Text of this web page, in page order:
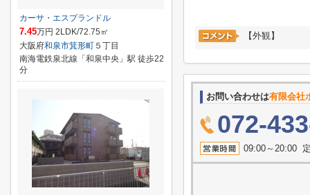
【外観】
お問い合わせは有限会社
072-
09:00～20:00
カーサ・エスプランドル
7.45万円 2LDK/72.75㎡
大阪府和泉市箕形町 ５丁目
南海電鉄泉北線「和泉中央」駅 徒歩22
分